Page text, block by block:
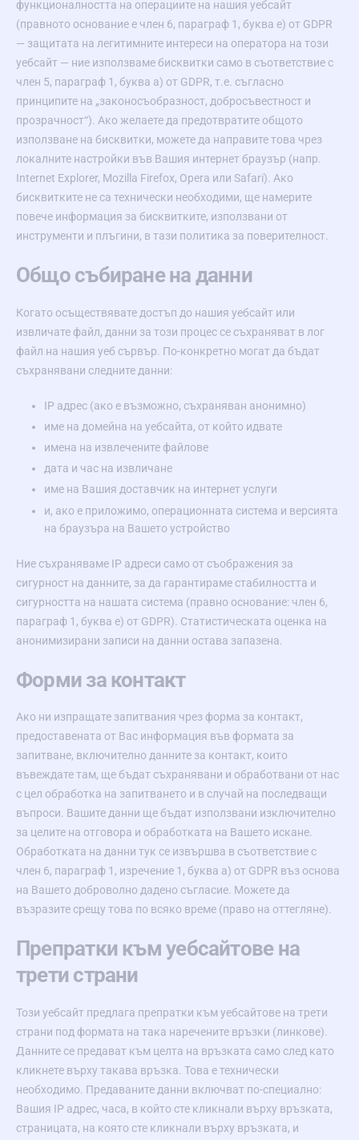
функционалността на операциите на нашия уебсайт
(правното основание е член 6, параграф 1, буква е) от GDPR
— защитата на легитимните интереси на оператора на този
уебсайт — ние използваме бисквитки само в съответствие с
член 5, параграф 1, буква а) от GDPR, т.е. съгласно
принципите на „законосъобразност, добросъвестност и
прозрачност“). Ако желаете да предотвратите общото
използване на бисквитки, можете да направите това чрез
локалните настройки във Вашия интернет браузър (напр.
Internet Explorer, Mozilla Firefox, Opera или Safari). Ако
бисквитките не са технически необходими, ще намерите
повече информация за бисквитките, използвани от
инструменти и плъгини, в тази политика за поверителност.
Общо събиране на данни
Когато осъществявате достъп до нашия уебсайт или
извличате файл, данни за този процес се съхраняват в лог
файл на нашия уеб сървър. По-конкретно могат да бъдат
съхранявани следните данни:
IP адрес (ако е възможно, съхраняван анонимно)
име на домейна на уебсайта, от който идвате
имена на извлечените файлове
дата и час на извличане
име на Вашия доставчик на интернет услуги
и, ако е приложимо, операционната система и версията
на браузъра на Вашето устройство
Ние съхраняваме IP адреси само от съображения за
сигурност на данните, за да гарантираме стабилността и
сигурността на нашата система (правно основание: член 6,
параграф 1, буква е) от GDPR). Статистическата оценка на
анонимизирани записи на данни остава запазена.
Форми за контакт
Ако ни изпращате запитвания чрез форма за контакт,
предоставената от Вас информация във формата за
запитване, включително данните за контакт, които
въвеждате там, ще бъдат съхранявани и обработвани от нас
с цел обработка на запитването и в случай на последващи
въпроси. Вашите данни ще бъдат използвани изключително
за целите на отговора и обработката на Вашето искане.
Обработката на данни тук се извършва в съответствие с
член 6, параграф 1, изречение 1, буква а) от GDPR въз основа
на Вашето доброволно дадено съгласие. Можете да
възразите срещу това по всяко време (право на оттегляне).
Препратки към уебсайтове на
трети страни
Този уебсайт предлага препратки към уебсайтове на трети
страни под формата на така наречените връзки (линкове).
Данните се предават към целта на връзката само след като
кликнете върху такава връзка. Това е технически
необходимо. Предаваните данни включват по-специално:
Вашия IP адрес, часа, в който сте кликнали върху връзката,
страницата, на която сте кликнали върху връзката, и